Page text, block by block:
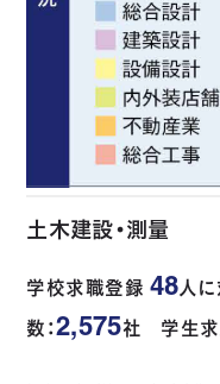
土木建設・測量
学校求職登録 48人
数：2,575社 学生求